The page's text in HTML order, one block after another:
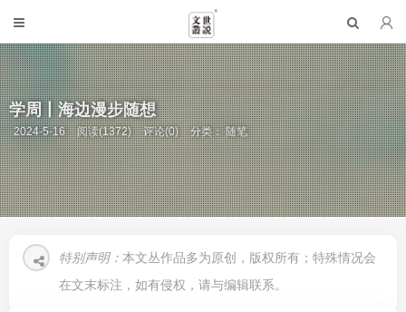
学周丨海边漫步随想
2024-5-16 阅读(1372) 评论(0) 分类：随笔
特别声明： 本文丛作品多为原创，版权所有；特殊情况会
在文末标注，如有侵权，请与编辑联系。